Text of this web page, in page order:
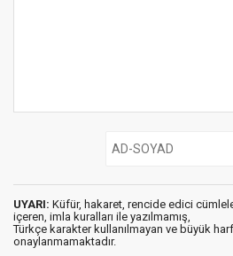
UYARI: Küfür, hakaret, rencide edici
içeren, imla kuralları ile yazılmamış,
Türkçe karakter kullanılmayan ve büyük
onaylanmamaktadır.